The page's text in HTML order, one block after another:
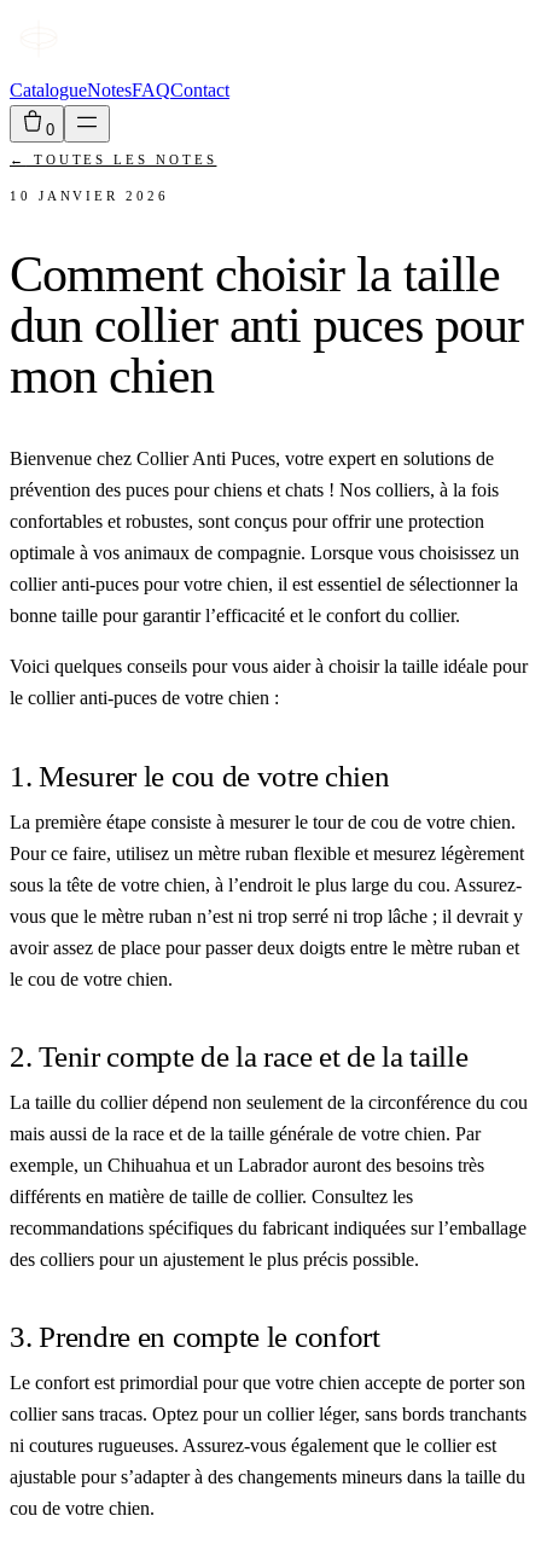
CatalogueNotesFAQContact
0
← TOUTES LES NOTES
10 JANVIER 2026
Comment choisir la taille
dun collier anti puces pour
mon chien
Bienvenue chez Collier Anti Puces, votre expert en solutions de
prévention des puces pour chiens et chats ! Nos colliers, à la fois
confortables et robustes, sont conçus pour offrir une protection
optimale à vos animaux de compagnie. Lorsque vous choisissez un
collier anti-puces pour votre chien, il est essentiel de sélectionner la
bonne taille pour garantir l’efficacité et le confort du collier.
Voici quelques conseils pour vous aider à choisir la taille idéale pour
le collier anti-puces de votre chien :
1. Mesurer le cou de votre chien
La première étape consiste à mesurer le tour de cou de votre chien.
Pour ce faire, utilisez un mètre ruban flexible et mesurez légèrement
sous la tête de votre chien, à l’endroit le plus large du cou. Assurez-
vous que le mètre ruban n’est ni trop serré ni trop lâche ; il devrait y
avoir assez de place pour passer deux doigts entre le mètre ruban et
le cou de votre chien.
2. Tenir compte de la race et de la taille
La taille du collier dépend non seulement de la circonférence du cou
mais aussi de la race et de la taille générale de votre chien. Par
exemple, un Chihuahua et un Labrador auront des besoins très
différents en matière de taille de collier. Consultez les
recommandations spécifiques du fabricant indiquées sur l’emballage
des colliers pour un ajustement le plus précis possible.
3. Prendre en compte le confort
Le confort est primordial pour que votre chien accepte de porter son
collier sans tracas. Optez pour un collier léger, sans bords tranchants
ni coutures rugueuses. Assurez-vous également que le collier est
ajustable pour s’adapter à des changements mineurs dans la taille du
cou de votre chien.